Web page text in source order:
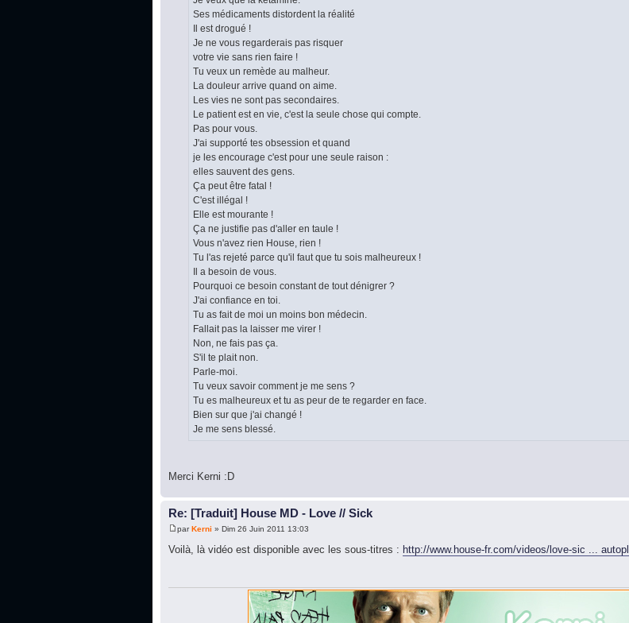
Ses médicaments distordent la réalité
Il est drogué !
Je ne vous regarderais pas risquer
votre vie sans rien faire !
Tu veux un remède au malheur.
La douleur arrive quand on aime.
Les vies ne sont pas secondaires.
Le patient est en vie, c'est la seule chose qui compte.
Pas pour vous.
J'ai supporté tes obsession et quand
je les encourage c'est pour une seule raison :
elles sauvent des gens.
Ça peut être fatal !
C'est illégal !
Elle est mourante !
Ça ne justifie pas d'aller en taule !
Vous n'avez rien House, rien !
Tu l'as rejeté parce qu'il faut que tu sois malheureux !
Il a besoin de vous.
Pourquoi ce besoin constant de tout dénigrer ?
J'ai confiance en toi.
Tu as fait de moi un moins bon médecin.
Fallait pas la laisser me virer !
Non, ne fais pas ça.
S'il te plait non.
Parle-moi.
Tu veux savoir comment je me sens ?
Tu es malheureux et tu as peur de te regarder en face.
Bien sur que j'ai changé !
Je me sens blessé.
Merci Kerni :D
Re: [Traduit] House MD - Love // Sick
parKerni » Dim 26 Juin 2011 13:03
Voilà, là vidéo est disponible avec les sous-titres : http://www.house-fr.com/videos/love-sic ...